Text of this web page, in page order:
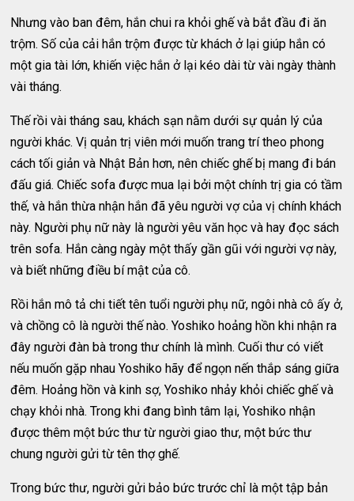
Nhưng vào ban đêm, hắn chui ra khỏi ghế và bắt đầu đi ăn
trộm. Số của cải hắn trộm được từ khách ở lại giúp hắn có
một gia tài lớn, khiến việc hắn ở lại kéo dài từ vài ngày thành
vài tháng.
Thế rồi vài tháng sau, khách sạn nằm dưới sự quản lý của
người khác. Vị quản trị viên mới muốn trang trí theo phong
cách tối giản và Nhật Bản hơn, nên chiếc ghế bị mang đi bán
đấu giá. Chiếc sofa được mua lại bởi một chính trị gia có tầm
thế, và hắn thừa nhận hắn đã yêu người vợ của vị chính khách
này. Người phụ nữ này là người yêu văn học và hay đọc sách
trên sofa. Hắn càng ngày một thấy gần gũi với người vợ này,
và biết những điều bí mật của cô.
Rồi hắn mô tả chi tiết tên tuổi người phụ nữ, ngôi nhà cô ấy ở,
và chồng cô là người thế nào. Yoshiko hoảng hồn khi nhận ra
đây người đàn bà trong thư chính là mình. Cuối thư có viết
nếu muốn gặp nhau Yoshiko hãy để ngọn nến thắp sáng giữa
đêm. Hoảng hồn và kinh sợ, Yoshiko nhảy khỏi chiếc ghế và
chạy khỏi nhà. Trong khi đang bình tâm lại, Yoshiko nhận
được thêm một bức thư từ người giao thư, một bức thư
chung người gửi từ tên thợ ghế.
Trong bức thư, người gửi bảo bức trước chỉ là một tập bản